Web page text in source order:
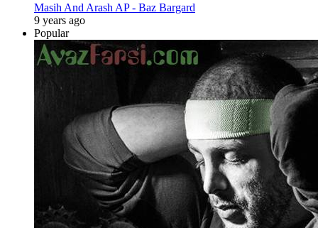
Masih And Arash AP - Baz Bargard
9 years ago
Popular